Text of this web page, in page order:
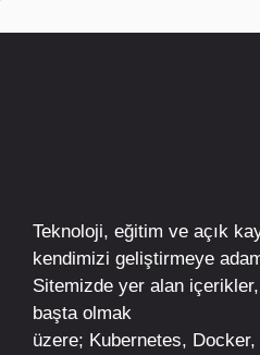
Teknoloji, eğitim ve açık
kendimizi geliştirmeye
Sitemizde yer alan içerikler,
başta olmak
üzere; Kubernetes, Docker,